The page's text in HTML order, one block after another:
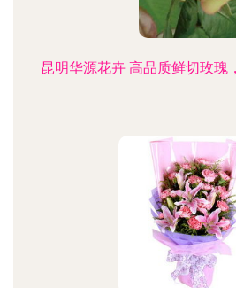
昆明华源花卉 高品质鲜切玫瑰